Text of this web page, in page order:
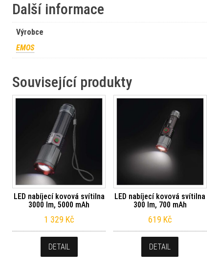
Další informace
Výrobce
EMOS
Související produkty
LED nabíjecí kovová svítilna
3000 lm, 5000 mAh
1 329 Kč
DETAIL
LED nabíjecí kovová svítilna
300 lm, 700 mAh
619 Kč
DETAIL